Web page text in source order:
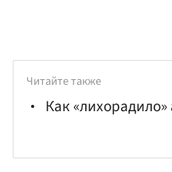
Читайте также
Как